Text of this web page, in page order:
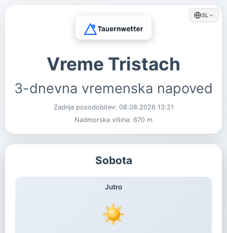
SL
Vreme Tristach
3-dnevna vremenska napoved
Zadnja posodobitev: 08.08.2026 13:21
Nadmorska višina: 670 m
Sobota
Jutro